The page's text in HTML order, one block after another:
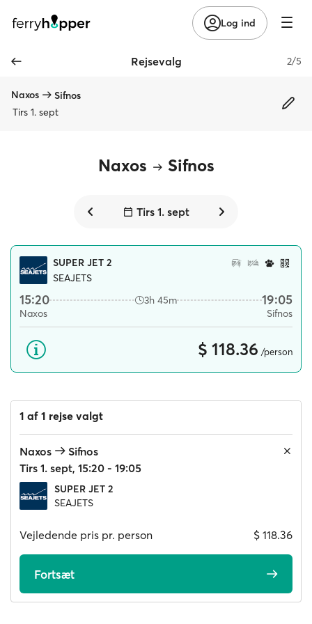
Log ind
Rejsevalg 2/5
Naxos
Sifnos
Tirs 1. sept
Naxos Sifnos
Tirs 1. sept
SUPER JET 2
SEAJETS
15:20 3h 45m 19:05
Naxos Sifnos
$ 118.36 /person
1 af 1 rejse valgt
Naxos
Sifnos
Tirs 1. sept, 15:20 - 19:05
SUPER JET 2
SEAJETS
Vejledende pris pr. person $ 118.36
Fortsæt